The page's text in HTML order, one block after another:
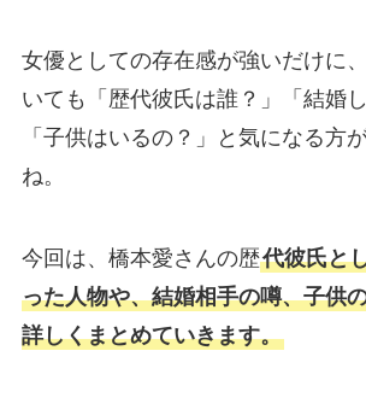
女優としての存在感が強いだけに
いても「歴代彼氏は誰？」「結婚し
「子供はいるの？」と気になる方
ね。
今回は、橋本愛さんの歴代彼氏と
った人物や、結婚相手の噂、子供
詳しくまとめていきます。